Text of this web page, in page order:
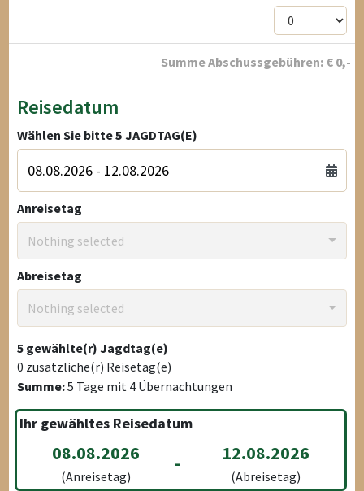
Summe Abschussgebühren: € 0,-
Reisedatum
Wählen Sie bitte5 JAGDTAG(E)
Anreisetag
Nothing selected
Abreisetag
Nothing selected
5 gewählte(r) Jagdtag(e)
0 zusätzliche(r) Reisetag(e)
Summe:5 Tage mit 4 Übernachtungen
Ihr gewähltes Reisedatum
08.08.2026
(Anreisetag)
- 12.08.2026
(Abreisetag)